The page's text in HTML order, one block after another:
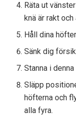
Räta ut
knä är rakt
Håll dina
Sänk dig
Stanna i
Släpp
höfterna och
alla fyra.